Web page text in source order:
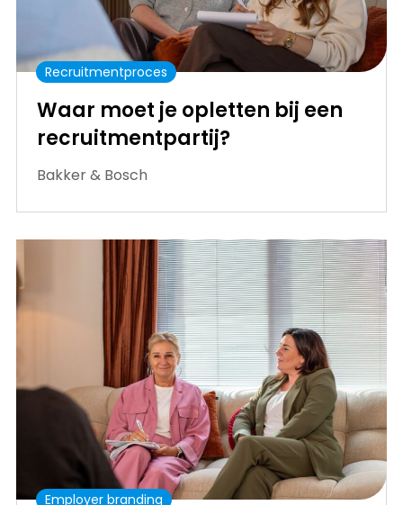
Recruitmentproces
Waar moet je opletten bij een
recruitmentpartij?
Bakker & Bosch
Employer branding